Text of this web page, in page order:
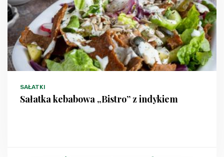
SAŁATKI
Sałatka kebabowa „Bistro” z indykiem